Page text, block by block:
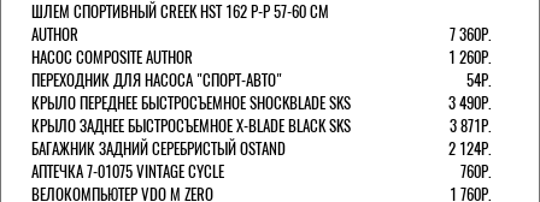
ШЛЕМ СПОРТИВНЫЙ CREEK HST 162 Р-Р 57-60 СМ
AUTHOR
7 360Р.
НАСОС COMPOSITE AUTHOR
1 260Р.
ПЕРЕХОДНИК ДЛЯ НАСОСА "СПОРТ-АВТО"
54Р.
КРЫЛО ПЕРЕДНЕЕ БЫСТРОСЪЕМНОЕ SHOCKBLADE SKS
3 490Р.
КРЫЛО ЗАДНЕЕ БЫСТРОСЪЕМНОЕ X-BLADE BLACK SKS
3 871Р.
БАГАЖНИК ЗАДНИЙ СЕРЕБРИСТЫЙ OSTAND
2 124Р.
АПТЕЧКА 7-01075 VINTAGE CYCLE
760Р.
ВЕЛОКОМПЬЮТЕР VDO M ZERO
1 760Р.